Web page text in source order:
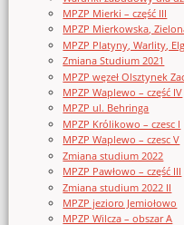
MPZP Mierki – część III
MPZP Mierkowska,
MPZP Platyny, Warlity,
Zmiana Studium 2021
MPZP węzeł Olsztynek
MPZP Waplewo – część IV
MPZP ul. Behringa
MPZP Królikowo – czesc I
MPZP Waplewo – czesc V
Zmiana studium 2022
MPZP Pawłowo – część III
Zmiana studium 2022 II
MPZP jezioro Jemiołowo
MPZP Wilcza – obszar A